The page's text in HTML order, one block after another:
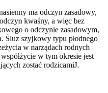
ma odczyn zasadowy,
kwaśny, a więc bez
o odczynie zasadowym,
Śluz szyjkowy typu płodnego
w narządach rodnych
w tym okresie jest
zostać rodzicamiJ.